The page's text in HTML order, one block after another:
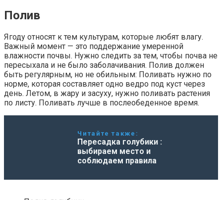
Полив
Ягоду относят к тем культурам, которые любят влагу.
Важный момент — это поддержание умеренной
влажности почвы. Нужно следить за тем, чтобы почва не
пересыхала и не было заболачивания. Полив должен
быть регулярным, но не обильным: Поливать нужно по
норме, которая составляет одно ведро под куст через
день. Летом, в жару и засуху, нужно поливать растения
по листу. Поливать лучше в послеобеденное время.
Читайте также:
Пересадка голубики :
выбираем место и
соблюдаем правила